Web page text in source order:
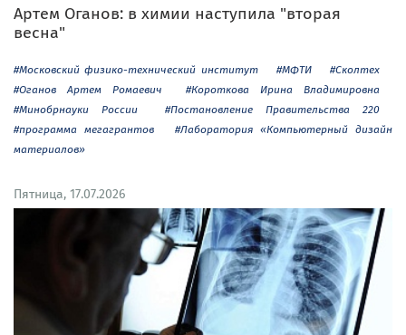
Артем Оганов: в химии наступила "вторая
весна"
#Московский физико-технический институт #МФТИ
#Сколтех
#Оганов Артем Ромаевич
#Короткова Ирина Владимировна
#Минобрнауки России
#Постановление Правительства 220
#программа мегагрантов
#Лаборатория «Компьютерный дизайн
материалов»
Пятница, 17.07.2026